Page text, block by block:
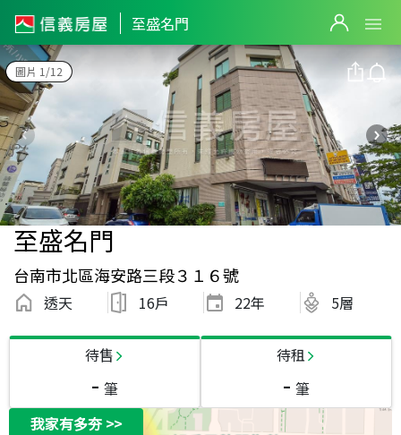
至盛名門
圖片 1/12
至盛名門
台南市北區海安路三段３１６號
透天 16戶 22年 5層
待售
- 筆
待租
- 筆
我家有多夯>>